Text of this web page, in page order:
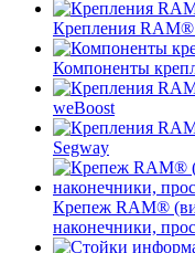
Крепления RAM®
Компоненты
weBoost
Segway
Крепеж RAM®
наконечники,